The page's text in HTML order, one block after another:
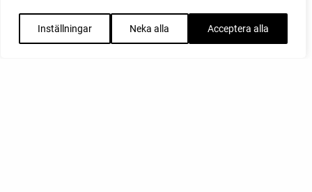
Inställningar Neka alla Acceptera alla